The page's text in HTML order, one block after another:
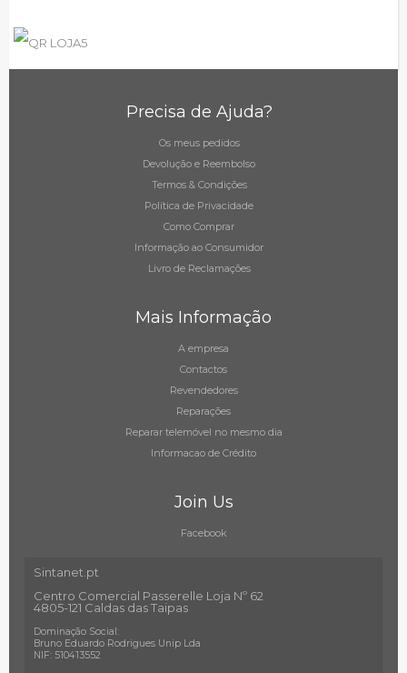
Precisa de Ajuda?
Os meus pedidos
Devolução e Reembolso
Termos & Condições
Política de Privacidade
Como Comprar
Informação ao Consumidor
Livro de Reclamações
Mais Informação
A empresa
Contactos
Revendedores
Reparações
Reparar telemóvel no mesmo dia
Informacao de Crédito
Join Us
Facebook
Sintanet.pt
Centro Comercial Passerelle Loja Nº 62
4805-121 Caldas das Taipas
Dominação Social:
Bruno Eduardo Rodrigues Unip Lda
NIF: 510413552